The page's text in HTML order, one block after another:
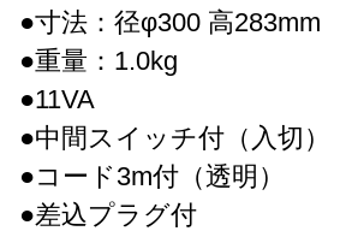
●寸法：径φ300 高283mm
●重量：1.0kg
●11VA
●中間スイッチ付（入切）
●コード3m付（透明）
●差込プラグ付